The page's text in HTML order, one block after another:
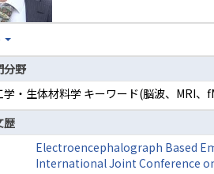
分野
学・生体材料学 キーワード(脳波、MRI
歴
Electroencephalograph Based
International Joint Conference